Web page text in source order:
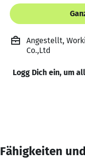
Angestellt,
Co.,Ltd
Logg Dich ein, um
Fähigkeiten